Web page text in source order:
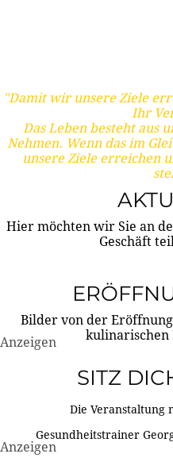
"Damit wir unsere Ziele
Ihr
Das Leben besteht aus
Nehmen. Wenn das im
unsere Ziele erreichen
Hier möchten wir Sie an
Geschäft
Bilder von der
kulinarischen
Anzeigen
SITZ
Die Veranstaltung
Gesundheitstrainer
Anzeigen